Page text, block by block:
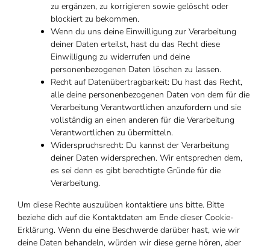
zu ergänzen, zu korrigieren sowie gelöscht oder
blockiert zu bekommen.
Wenn du uns deine Einwilligung zur Verarbeitung
deiner Daten erteilst, hast du das Recht diese
Einwilligung zu widerrufen und deine
personenbezogenen Daten löschen zu lassen.
Recht auf Datenübertragbarkeit: Du hast das Recht,
alle deine personenbezogenen Daten von dem für die
Verarbeitung Verantwortlichen anzufordern und sie
vollständig an einen anderen für die Verarbeitung
Verantwortlichen zu übermitteln.
Widerspruchsrecht: Du kannst der Verarbeitung
deiner Daten widersprechen. Wir entsprechen dem,
es sei denn es gibt berechtigte Gründe für die
Verarbeitung.
Um diese Rechte auszuüben kontaktiere uns bitte. Bitte
beziehe dich auf die Kontaktdaten am Ende dieser Cookie-
Erklärung. Wenn du eine Beschwerde darüber hast, wie wir
deine Daten behandeln, würden wir diese gerne hören, aber